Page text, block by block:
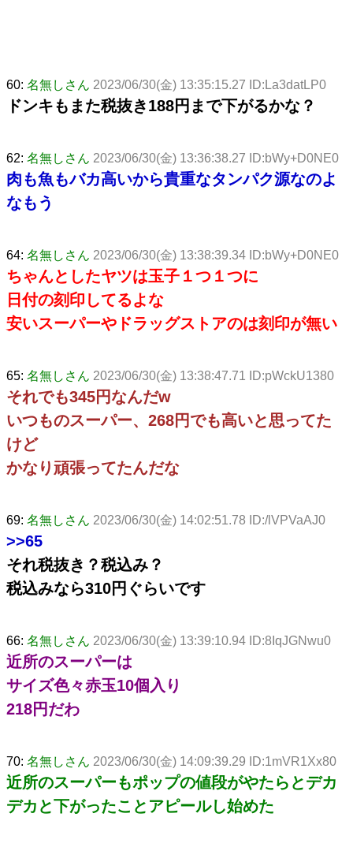
60: 名無しさん 2023/06/30(金) 13:35:15.27 ID:La3datLP0
ドンキもまた税抜き188円まで下がるかな？
62: 名無しさん 2023/06/30(金) 13:36:38.27 ID:bWy+D0NE0
肉も魚もバカ高いから貴重なタンパク源なのよ
なもう
64: 名無しさん 2023/06/30(金) 13:38:39.34 ID:bWy+D0NE0
ちゃんとしたヤツは玉子１つ１つに
日付の刻印してるよな
安いスーパーやドラッグストアのは刻印が無い
65: 名無しさん 2023/06/30(金) 13:38:47.71 ID:pWckU1380
それでも345円なんだw
いつものスーパー、268円でも高いと思ってた
けど
かなり頑張ってたんだな
69: 名無しさん 2023/06/30(金) 14:02:51.78 ID:/lVPVaAJ0
>>65
それ税抜き？税込み？
税込みなら310円ぐらいです
66: 名無しさん 2023/06/30(金) 13:39:10.94 ID:8IqJGNwu0
近所のスーパーは
サイズ色々赤玉10個入り
218円だわ
70: 名無しさん 2023/06/30(金) 14:09:39.29 ID:1mVR1Xx80
近所のスーパーもポップの値段がやたらとデカ
デカと下がったことアピールし始めた